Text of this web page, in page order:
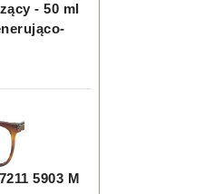
- 50 ml
5903 M